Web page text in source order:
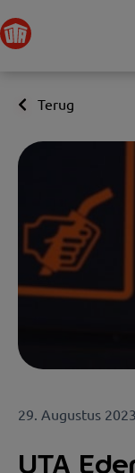
Terug
29. Augustus 2023
UTA